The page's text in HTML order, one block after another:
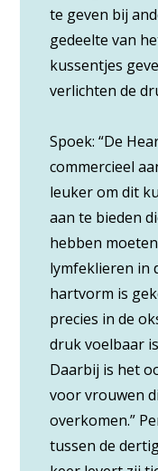
te geven bij
gedeelte van
kussentjes
verlichten de
Spoek: “De
commercieel
leuker om dit
aan te bieden
hebben
lymfeklieren in
hartvorm is
precies in de
druk voelbaar
Daarbij is het
voor vrouwen
overkomen.”
tussen de